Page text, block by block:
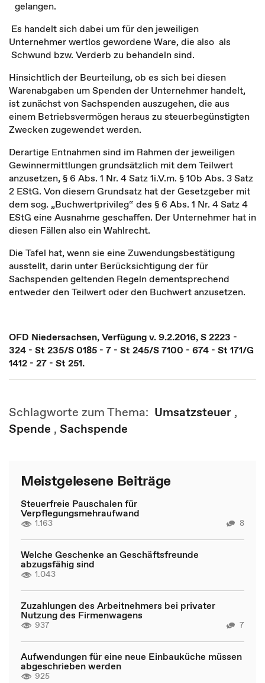
gelangen.
Es handelt sich dabei um für den jeweiligen
Unternehmer wertlos gewordene Ware, die also als
Schwund bzw. Verderb zu behandeln sind.
Hinsichtlich der Beurteilung, ob es sich bei diesen
Warenabgaben um Spenden der Unternehmer handelt,
ist zunächst von Sachspenden auszugehen, die aus
einem Betriebsvermögen heraus zu steuerbegünstigten
Zwecken zugewendet werden.
Derartige Entnahmen sind im Rahmen der jeweiligen
Gewinnermittlungen grundsätzlich mit dem Teilwert
anzusetzen, § 6 Abs. 1 Nr. 4 Satz 1i.V.m. § 10b Abs. 3 Satz
2 EStG. Von diesem Grundsatz hat der Gesetzgeber mit
dem sog. „Buchwertprivileg“ des § 6 Abs. 1 Nr. 4 Satz 4
EStG eine Ausnahme geschaffen. Der Unternehmer hat in
diesen Fällen also ein Wahlrecht.
Die Tafel hat, wenn sie eine Zuwendungsbestätigung
ausstellt, darin unter Berücksichtigung der für
Sachspenden geltenden Regeln dementsprechend
entweder den Teilwert oder den Buchwert anzusetzen.
OFD Niedersachsen, Verfügung v. 9.2.2016, S 2223 -
324 - St 235/S 0185 - 7 - St 245/S 7100 - 674 - St 171/G
1412 - 27 - St 251.
Schlagworte zum Thema: Umsatzsteuer ,
Spende , Sachspende
Meistgelesene Beiträge
Steuerfreie Pauschalen für
Verpflegungsmehraufwand
1.163 8
Welche Geschenke an Geschäftsfreunde
abzugsfähig sind
1.043
Zuzahlungen des Arbeitnehmers bei privater
Nutzung des Firmenwagens
937 7
Aufwendungen für eine neue Einbauküche müssen
abgeschrieben werden
925